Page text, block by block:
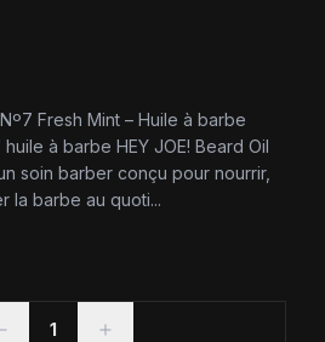
Fresh Mint – Huile à barbe
huile à barbe HEY JOE! Beard Oil
soin barber conçu pour nourrir,
la barbe au quoti...
1